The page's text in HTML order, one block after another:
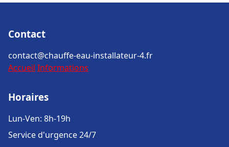
Contact
contact@chauffe-eau-installateur-4.fr
Accueil Informations
Horaires
Lun-Ven: 8h-19h
Service d'urgence 24/7